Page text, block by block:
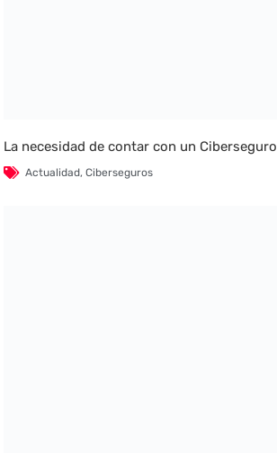
La necesidad de contar con un Ciberseguro
Actualidad,Ciberseguros